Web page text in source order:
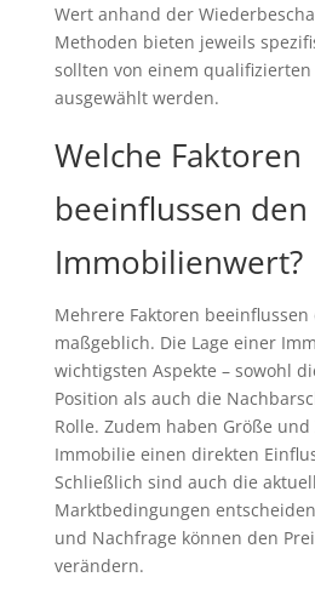
Wert anhand der
Methoden bieten jeweils
sollten von einem
ausgewählt werden.
Welche Faktoren
beeinflussen den
Immobilienwert?
Mehrere Faktoren
maßgeblich. Die Lage einer
wichtigsten Aspekte – sowohl
Position als auch die
Rolle. Zudem haben Größe
Immobilie einen direkten
Schließlich sind auch die
Marktbedingungen
und Nachfrage können den
verändern.